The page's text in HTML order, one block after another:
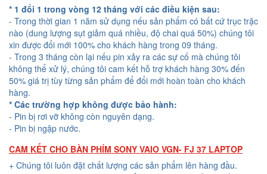
* 1 đổi 1 trong vòng 12 tháng với các điều kiện sau:
- Trong thời gian 1 năm sử dụng nếu sản phẩm có bất cứ trục trặc
nào (dung lượng sụt giảm quá nhiều, độ chai quá 50%) chúng tôi
xin được đổi mới 100% cho khách hàng trong 09 tháng.
- Trong 3 tháng còn lại nếu pin xảy ra các sự cố mà chúng tôi
không thể xử lý, chúng tôi cam kết hỗ trợ khách hàng 30% đến
50% giá trị tùy từng sản phẩm để đổi mới hoàn toàn cho khách
hàng.
* Các trường hợp không được bảo hành:
- Pin bị rơi vỡ không còn nguyên dạng.
- Pin bị ngập nước.
CAM KẾT CHO BÀN PHÍM SONY VAIO VGN- FJ 37 LAPTOP
+ Chúng tôi luôn đặt chất lượng các sản phẩm lên hàng đầu.